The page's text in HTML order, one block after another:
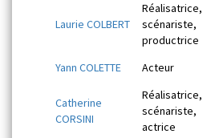
Laurie COLBERT
Réalisatrice,
scénariste,
productrice
Yann COLETTE Acteur
Catherine
CORSINI
Réalisatrice,
scénariste,
actrice